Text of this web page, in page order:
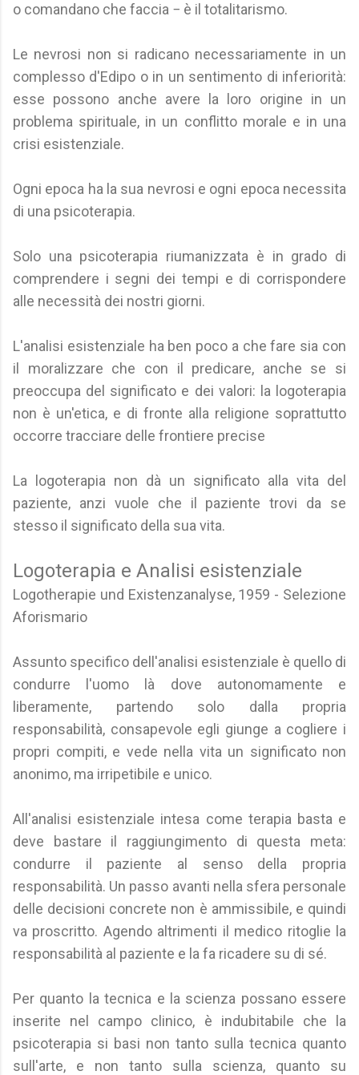
o comandano che faccia − è il totalitarismo.
Le nevrosi non si radicano necessariamente in un
complesso d'Edipo o in un sentimento di inferiorità:
esse possono anche avere la loro origine in un
problema spirituale, in un conflitto morale e in una
crisi esistenziale.
Ogni epoca ha la sua nevrosi e ogni epoca necessita
di una psicoterapia.
Solo una psicoterapia riumanizzata è in grado di
comprendere i segni dei tempi e di corrispondere
alle necessità dei nostri giorni.
L'analisi esistenziale ha ben poco a che fare sia con
il moralizzare che con il predicare, anche se si
preoccupa del significato e dei valori: la logoterapia
non è un'etica, e di fronte alla religione soprattutto
occorre tracciare delle frontiere precise
La logoterapia non dà un significato alla vita del
paziente, anzi vuole che il paziente trovi da se
stesso il significato della sua vita.
Logoterapia e Analisi esistenziale
Logotherapie und Existenzanalyse, 1959 - Selezione
Aforismario
Assunto specifico dell'analisi esistenziale è quello di
condurre l'uomo là dove autonomamente e
liberamente, partendo solo dalla propria
responsabilità, consapevole egli giunge a cogliere i
propri compiti, e vede nella vita un significato non
anonimo, ma irripetibile e unico.
All'analisi esistenziale intesa come terapia basta e
deve bastare il raggiungimento di questa meta:
condurre il paziente al senso della propria
responsabilità. Un passo avanti nella sfera personale
delle decisioni concrete non è ammissibile, e quindi
va proscritto. Agendo altrimenti il medico ritoglie la
responsabilità al paziente e la fa ricadere su di sé.
Per quanto la tecnica e la scienza possano essere
inserite nel campo clinico, è indubitabile che la
psicoterapia si basi non tanto sulla tecnica quanto
sull'arte, e non tanto sulla scienza, quanto su